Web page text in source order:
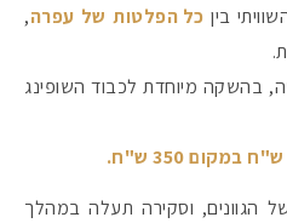
בין כל הפלטות של עפרה,
מיוחדת לכבוד השופינג
הגוונים, וסקירה תעלה במהלך